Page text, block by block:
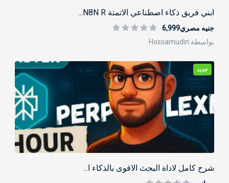
ابني فريق ذكاء اصطناعي الاتمتة N8N R...
جنيه مصري6,999
بواسطة Hossamudin
جديد
شرح كامل لاداة البحث الاقوى بالذكاء ا...